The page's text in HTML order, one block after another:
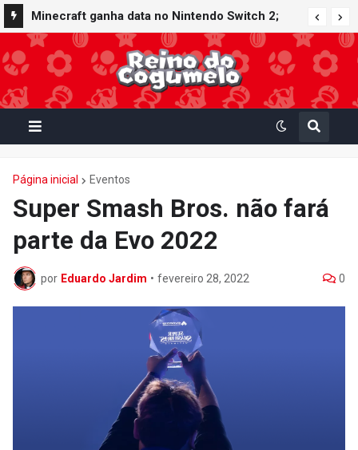
Minecraft ganha data no Nintendo Switch 2;
Super Mario Mash-Up receberá atualização
gráfica exclusiva
Nintendo Switch Online recebe ícones retrô de
Mario Paint (SNES) e Mario Kart: Super Circuit
(GBA)
Página inicial Eventos
Super Smash Bros. não fará
parte da Evo 2022
por Eduardo Jardim • fevereiro 28, 2022 0